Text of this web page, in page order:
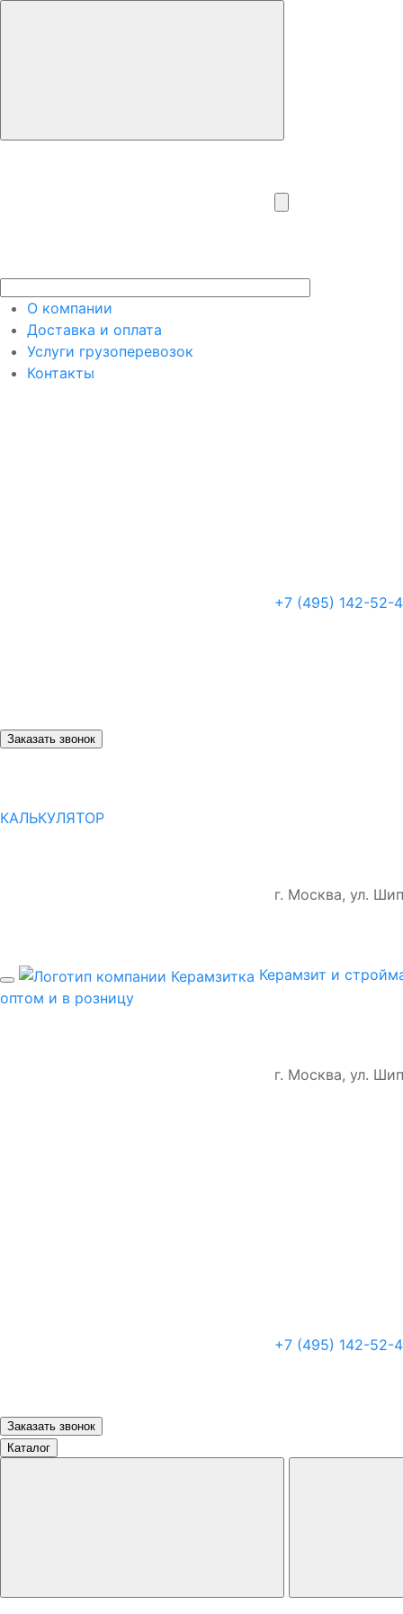
О компании
Доставка и оплата
Услуги грузоперевозок
Контакты
+7 (495) 142-52-
Заказать звонок
КАЛЬКУЛЯТОР
г. Москва, ул.
Керамзит и
оптом и в розницу
г. Москва, ул.
+7 (495) 142-52-
Заказать звонок
Каталог